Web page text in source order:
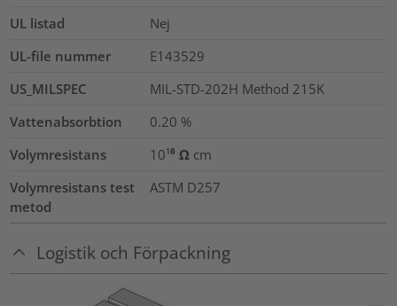
UL listad
Nej
UL-file nummer
E143529
US_MILSPEC
MIL-STD-202H Method 215K
Vattenabsorbtion
0.20 %
Volymresistans
10¹⁶ Ω cm
Volymresistans test
metod
ASTM D257
Logistik och Förpackning